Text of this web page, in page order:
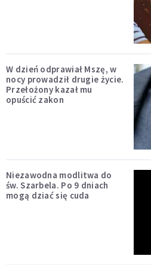
W dzień odprawiał Mszę, w
nocy prowadził drugie życie.
Przełożony kazał mu
opuścić zakon
Niezawodna modlitwa do
św. Szarbela. Po 9 dniach
mogą dziać się cuda